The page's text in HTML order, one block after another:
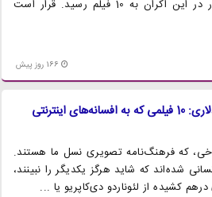
فیلم‌های متقاضی برای حضور در این اکران به 10 فیلم رسید. قرار است
166 روز پیش
تصاویر؛ میم‌های میلیون دلاری: 10 فیلمی که به افسانه‌های اینترنتی
که فرهنگ‌نامه تصویری نسل ما هستند.
شده‌اند که شاید هرگز یکدیگر را نبینند،
کشیده از لئوناردو دی‌کاپریو یا ...